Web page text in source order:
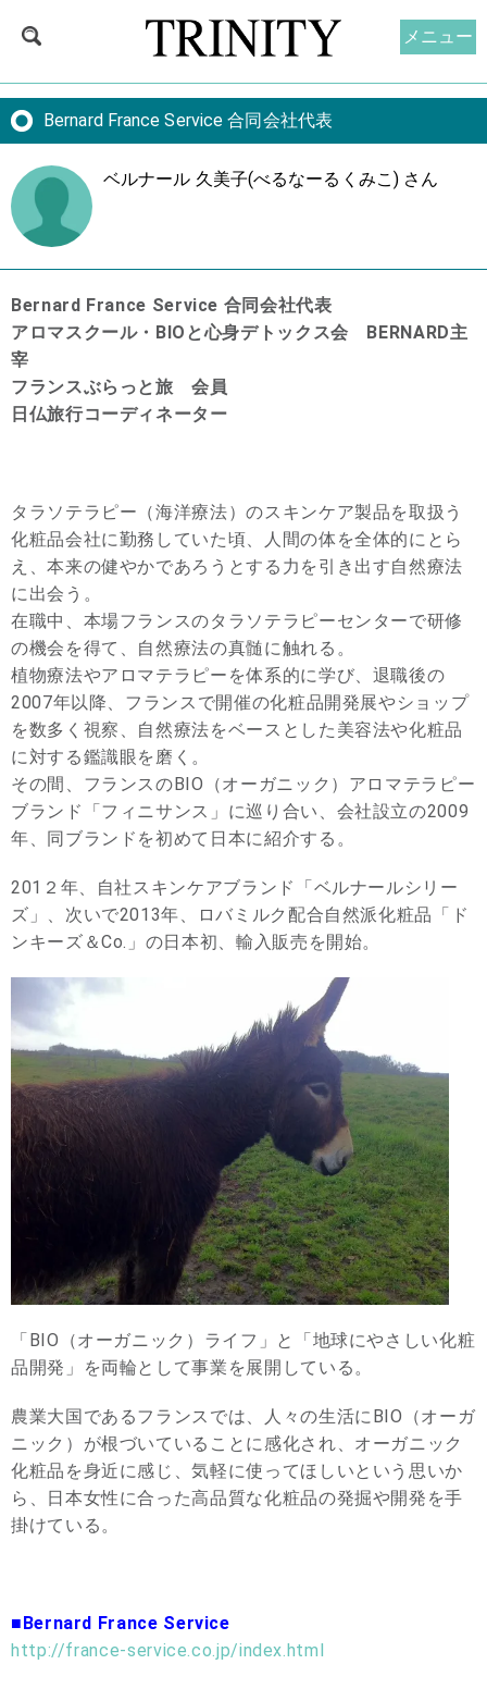
Bernard France Service 合同会社代表
ベルナール 久美子(べるなーるくみこ) さん
Bernard France Service 合同会社代表
アロマスクール・BIOと心身デトックス会 BERNARD主
宰
フランスぶらっと旅 会員
日仏旅行コーディネーター
タラソテラピー（海洋療法）のスキンケア製品を取扱う
化粧品会社に勤務していた頃、人間の体を全体的にとら
え、本来の健やかであろうとする力を引き出す自然療法
に出会う。
在職中、本場フランスのタラソテラピーセンターで研修
の機会を得て、自然療法の真髄に触れる。
植物療法やアロマテラピーを体系的に学び、退職後の
2007年以降、フランスで開催の化粧品開発展やショップ
を数多く視察、自然療法をベースとした美容法や化粧品
に対する鑑識眼を磨く。
その間、フランスのBIO（オーガニック）アロマテラピー
ブランド「フィニサンス」に巡り合い、会社設立の2009
年、同ブランドを初めて日本に紹介する。
201２年、自社スキンケアブランド「ベルナールシリー
ズ」、次いで2013年、ロバミルク配合自然派化粧品「ド
ンキーズ＆Co.」の日本初、輸入販売を開始。
「BIO（オーガニック）ライフ」と「地球にやさしい化粧
品開発」を両輪として事業を展開している。
農業大国であるフランスでは、人々の生活にBIO（オーガ
ニック）が根づいていることに感化され、オーガニック
化粧品を身近に感じ、気軽に使ってほしいという思いか
ら、日本女性に合った高品質な化粧品の発掘や開発を手
掛けている。
■Bernard France Service
http://france-service.co.jp/index.html
メニュー